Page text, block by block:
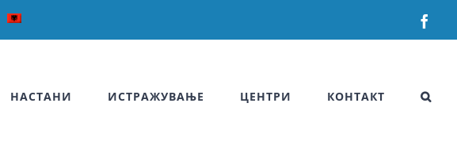
НАСТАНИ ИСТРАЖУВАЊЕ ЦЕНТРИ КОНТАКТ